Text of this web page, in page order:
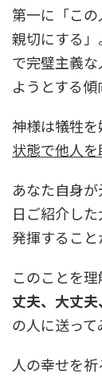
第一に「こ
親切にする
で完璧主義
ようとする傾
神様は犠牲を
状態で他人を
あなた自身
日ご紹介し
発揮すること
このことを
丈夫、大丈夫
の人に送って
人の幸せを